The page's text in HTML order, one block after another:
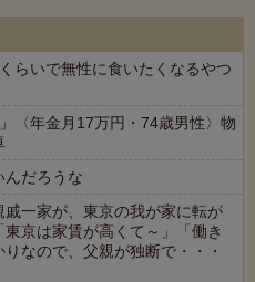
らいで無性に食いたくなるやつ
〈年金月17万円・74歳男性〉物
んだろうな
戚一家が、東京の我が家に転が
京は家賃が高くて～」「働き
なので、父親が独断で・・・